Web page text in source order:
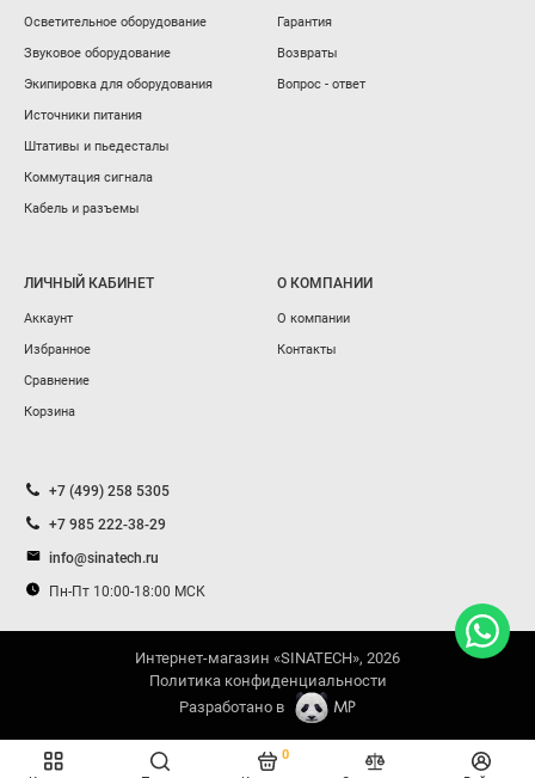
0
Осветительное оборудование
Звуковое оборудование
Экипировка для оборудования
Источники питания
Штативы и пьедесталы
Коммутация сигнала
Кабель и разъемы
Гарантия
Возвраты
Вопрос - ответ
ЛИЧНЫЙ КАБИНЕТ
Аккаунт
Избранное
Сравнение
Корзина
О КОМПАНИИ
О компании
Контакты
+7 (499) 258 5305
+7 985 222-38-29
info@sinatech.ru
Пн-Пт 10:00-18:00 МСК
Интернет-магазин «SINATECH», 2026
Политика конфиденциальности
Разработано в